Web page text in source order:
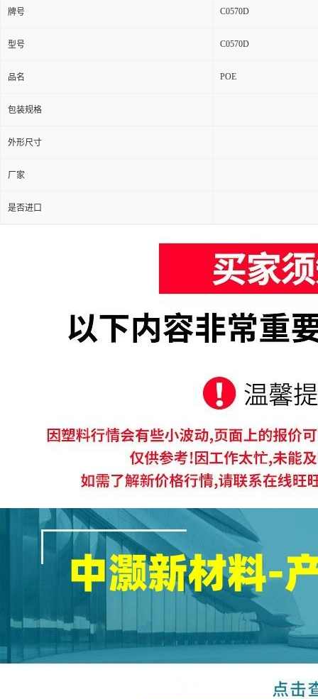
牌号 C0570D
型号 C0570D
品名 POE
包装规格
外形尺寸
厂家
是否进口